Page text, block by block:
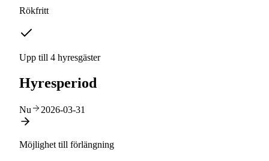
Rökfritt
Upp till 4 hyresgäster
Hyresperiod
Nu 2026-03-31
Möjlighet till förlängning